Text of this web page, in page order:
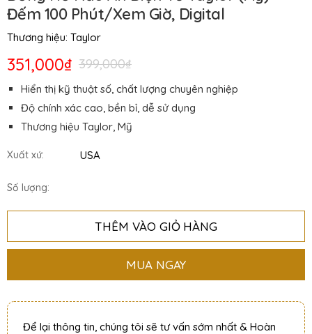
Đếm 100 Phút/Xem Giờ, Digital
Thương hiệu: Taylor
351,000₫ 399,000₫
Hiển thị kỹ thuật số, chất lượng chuyên nghiệp
Độ chính xác cao, bền bỉ, dễ sử dụng
Thương hiệu Taylor, Mỹ
Xuất xứ: USA
Số lượng:
THÊM VÀO GIỎ HÀNG
MUA NGAY
Để lại thông tin, chúng tôi sẽ tư vấn sớm nhất & Hoàn